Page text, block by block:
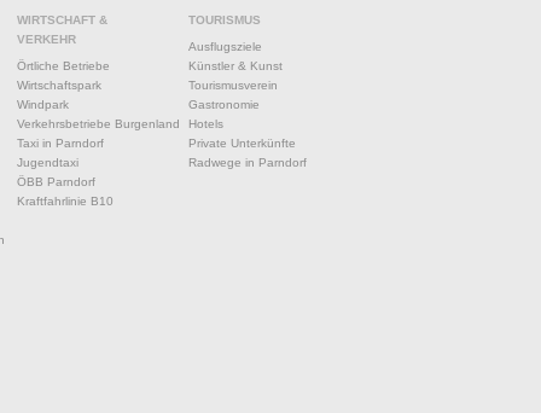
WIRTSCHAFT &
VERKEHR
Örtliche Betriebe
Wirtschaftspark
Windpark
Verkehrsbetriebe Burgenland
Taxi in Parndorf
Jugendtaxi
ÖBB Parndorf
Kraftfahrlinie B10
TOURISMUS
Ausflugsziele
Künstler & Kunst
Tourismusverein
Gastronomie
Hotels
Private Unterkünfte
Radwege in Parndorf